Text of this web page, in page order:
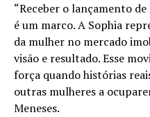
“Receber o lançamento
é um marco. A Sophia
da mulher no mercado
visão e resultado. Esse
força quando histórias
outras mulheres a
Meneses.